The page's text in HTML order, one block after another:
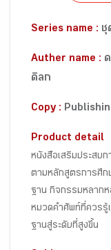
Series name : ชุ
Auther name :
ดิลก
Copy :
Product detail
หนังสือเสริมประสบ
ตามหลักสูตรการศึก
ฐาน กิจกรรมหลาก
หมวดคำศัพท์ที่ควรรู้
ฐานสู่ระดับที่สูงขึ้น